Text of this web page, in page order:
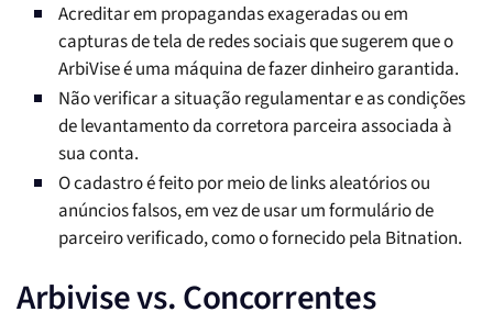
Acreditar em propagandas exageradas ou em
capturas de tela de redes sociais que sugerem que o
ArbiVise é uma máquina de fazer dinheiro garantida.
Não verificar a situação regulamentar e as condições
de levantamento da corretora parceira associada à
sua conta.
O cadastro é feito por meio de links aleatórios ou
anúncios falsos, em vez de usar um formulário de
parceiro verificado, como o fornecido pela Bitnation.
Arbivise vs. Concorrentes